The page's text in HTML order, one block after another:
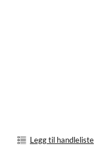
Legg til handleliste